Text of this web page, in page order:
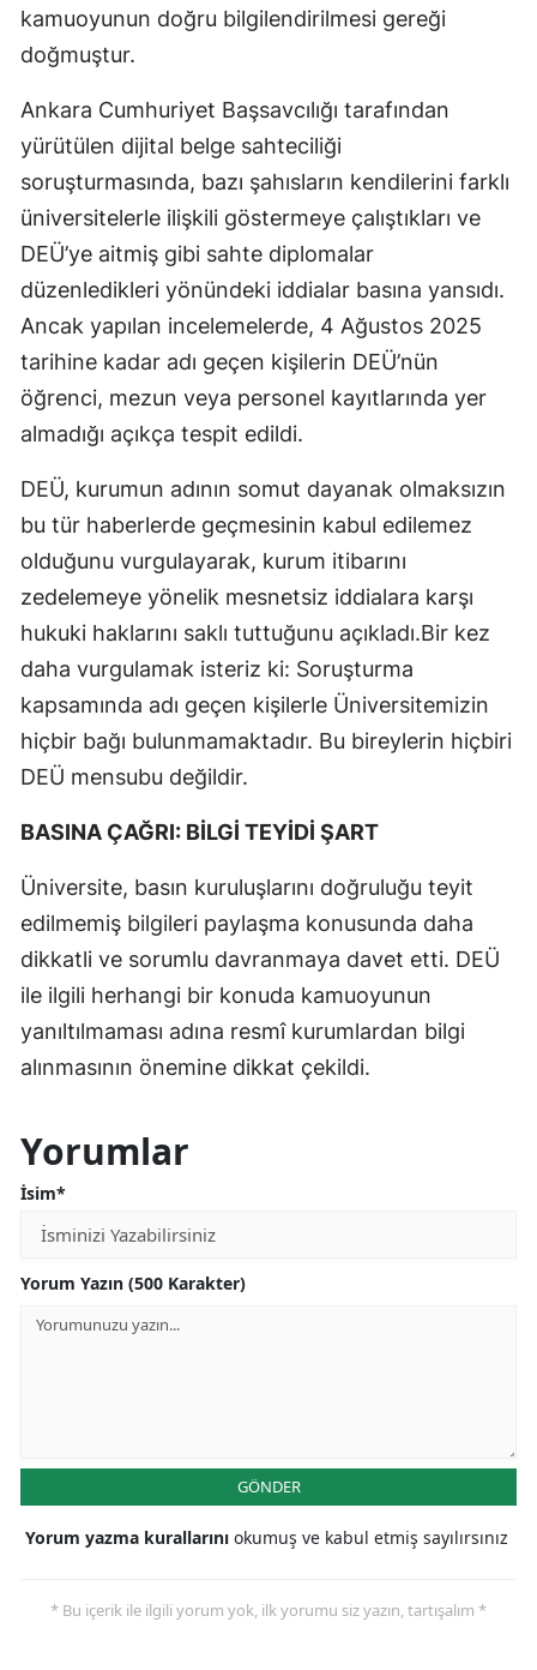
kamuoyunun doğru bilgilendirilmesi gereği
doğmuştur.
Ankara Cumhuriyet Başsavcılığı tarafından
yürütülen dijital belge sahteciliği
soruşturmasında, bazı şahısların kendilerini farklı
üniversitelerle ilişkili göstermeye çalıştıkları ve
DEÜ’ye aitmiş gibi sahte diplomalar
düzenledikleri yönündeki iddialar basına yansıdı.
Ancak yapılan incelemelerde, 4 Ağustos 2025
tarihine kadar adı geçen kişilerin DEÜ’nün
öğrenci, mezun veya personel kayıtlarında yer
almadığı açıkça tespit edildi.
DEÜ, kurumun adının somut dayanak olmaksızın
bu tür haberlerde geçmesinin kabul edilemez
olduğunu vurgulayarak, kurum itibarını
zedelemeye yönelik mesnetsiz iddialara karşı
hukuki haklarını saklı tuttuğunu açıkladı.Bir kez
daha vurgulamak isteriz ki: Soruşturma
kapsamında adı geçen kişilerle Üniversitemizin
hiçbir bağı bulunmamaktadır. Bu bireylerin hiçbiri
DEÜ mensubu değildir.
BASINA ÇAĞRI: BİLGİ TEYİDİ ŞART
Üniversite, basın kuruluşlarını doğruluğu teyit
edilmemiş bilgileri paylaşma konusunda daha
dikkatli ve sorumlu davranmaya davet etti. DEÜ
ile ilgili herhangi bir konuda kamuoyunun
yanıltılmaması adına resmî kurumlardan bilgi
alınmasının önemine dikkat çekildi.
Yorumlar
İsim*
Yorum Yazın (500 Karakter)
GÖNDER
Yorum yazma kurallarını okumuş ve kabul etmiş sayılırsınız
* Bu içerik ile ilgili yorum yok, ilk yorumu siz yazın, tartışalım *